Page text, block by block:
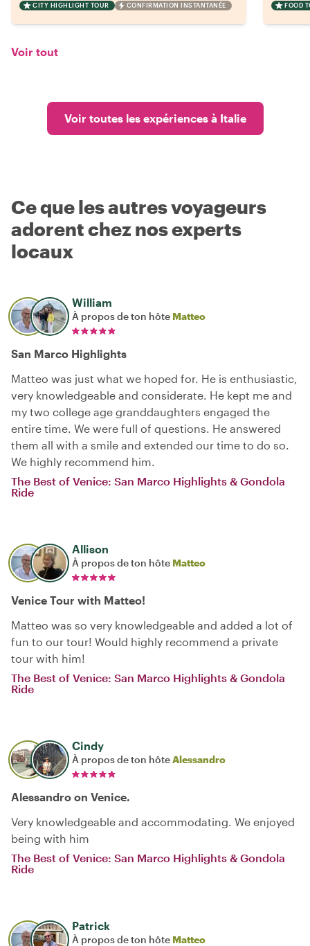
CITY HIGHLIGHT TOUR CONFIRMATION INSTANTANÉE FOOD
Voir tout
Voir toutes les expériences à Italie
Ce que les autres voyageurs
adorent chez nos experts
locaux
William
À propos de ton hôte Matteo
San Marco Highlights
Matteo was just what we hoped for. He is enthusiastic,
very knowledgeable and considerate. He kept me and
my two college age granddaughters engaged the
entire time. We were full of questions. He answered
them all with a smile and extended our time to do so.
We highly recommend him.
The Best of Venice: San Marco Highlights & Gondola
Ride
Allison
À propos de ton hôte Matteo
Venice Tour with Matteo!
Matteo was so very knowledgeable and added a lot of
fun to our tour! Would highly recommend a private
tour with him!
The Best of Venice: San Marco Highlights & Gondola
Ride
Cindy
À propos de ton hôteAlessandro
Alessandro on Venice.
Very knowledgeable and accommodating. We enjoyed
being with him
The Best of Venice: San Marco Highlights & Gondola
Ride
Patrick
À propos de ton hôte Matteo